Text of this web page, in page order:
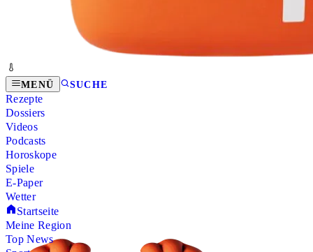
MENÜ SUCHE
Rezepte
Dossiers
Videos
Podcasts
Horoskope
Spiele
E-Paper
Wetter
Startseite
Meine Region
Top News